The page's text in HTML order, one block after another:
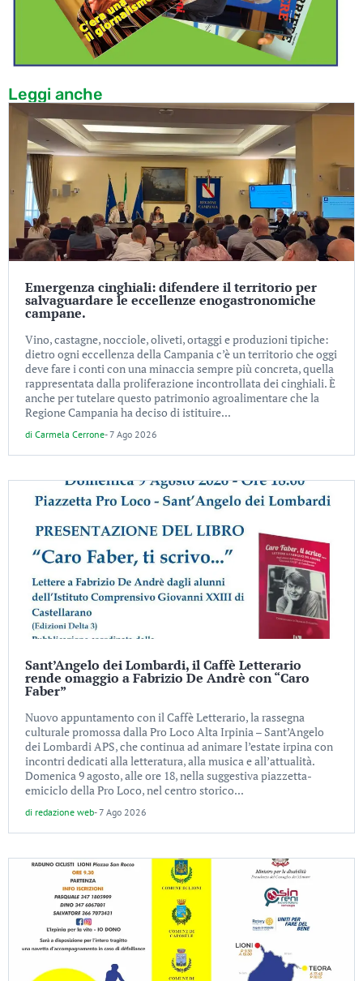
Leggi anche
Emergenza cinghiali: difendere il territorio per
salvaguardare le eccellenze enogastronomiche
campane.
Vino, castagne, nocciole, oliveti, ortaggi e produzioni tipiche:
dietro ogni eccellenza della Campania c’è un territorio che oggi
deve fare i conti con una minaccia sempre più concreta, quella
rappresentata dalla proliferazione incontrollata dei cinghiali. È
anche per tutelare questo patrimonio agroalimentare che la
Regione Campania ha deciso di istituire...
di Carmela Cerrone-7 Ago 2026
Sant’Angelo dei Lombardi, il Caffè Letterario
rende omaggio a Fabrizio De Andrè con “Caro
Faber”
Nuovo appuntamento con il Caffè Letterario, la rassegna
culturale promossa dalla Pro Loco Alta Irpinia – Sant’Angelo
dei Lombardi APS, che continua ad animare l’estate irpina con
incontri dedicati alla letteratura, alla musica e all’attualità.
Domenica 9 agosto, alle ore 18, nella suggestiva piazzetta-
emiciclo della Pro Loco, nel centro storico...
di redazione web-7 Ago 2026